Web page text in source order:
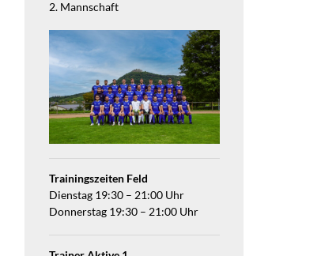
2. Mannschaft
Trainingszeiten Feld
Dienstag 19:30 – 21:00 Uhr
Donnerstag 19:30 – 21:00 Uhr